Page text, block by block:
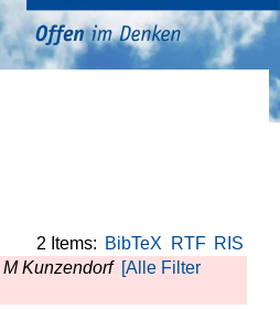
2 Items: BibTeX RTF RIS
M Kunzendorf [Alle Filter